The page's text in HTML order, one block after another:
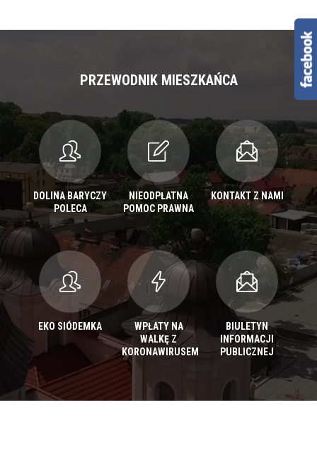
PRZEWODNIK MIESZKAŃCA
DOLINA BARYCZY
POLECA
NIEODPŁATNA
POMOC PRAWNA
KONTAKT Z NAMI
EKO SIÓDEMKA
WPŁATY NA
WALKĘ Z
KORONAWIRUSEM
BIULETYN
INFORMACJI
PUBLICZNEJ